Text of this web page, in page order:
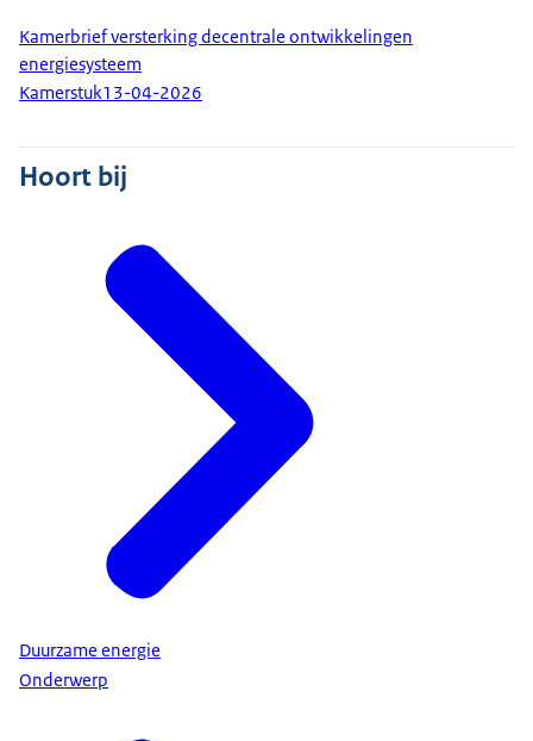
Kamerbrief versterking decentrale ontwikkelingen
energiesysteem
Kamerstuk13-04-2026
Hoort bij
Duurzame energie
Onderwerp